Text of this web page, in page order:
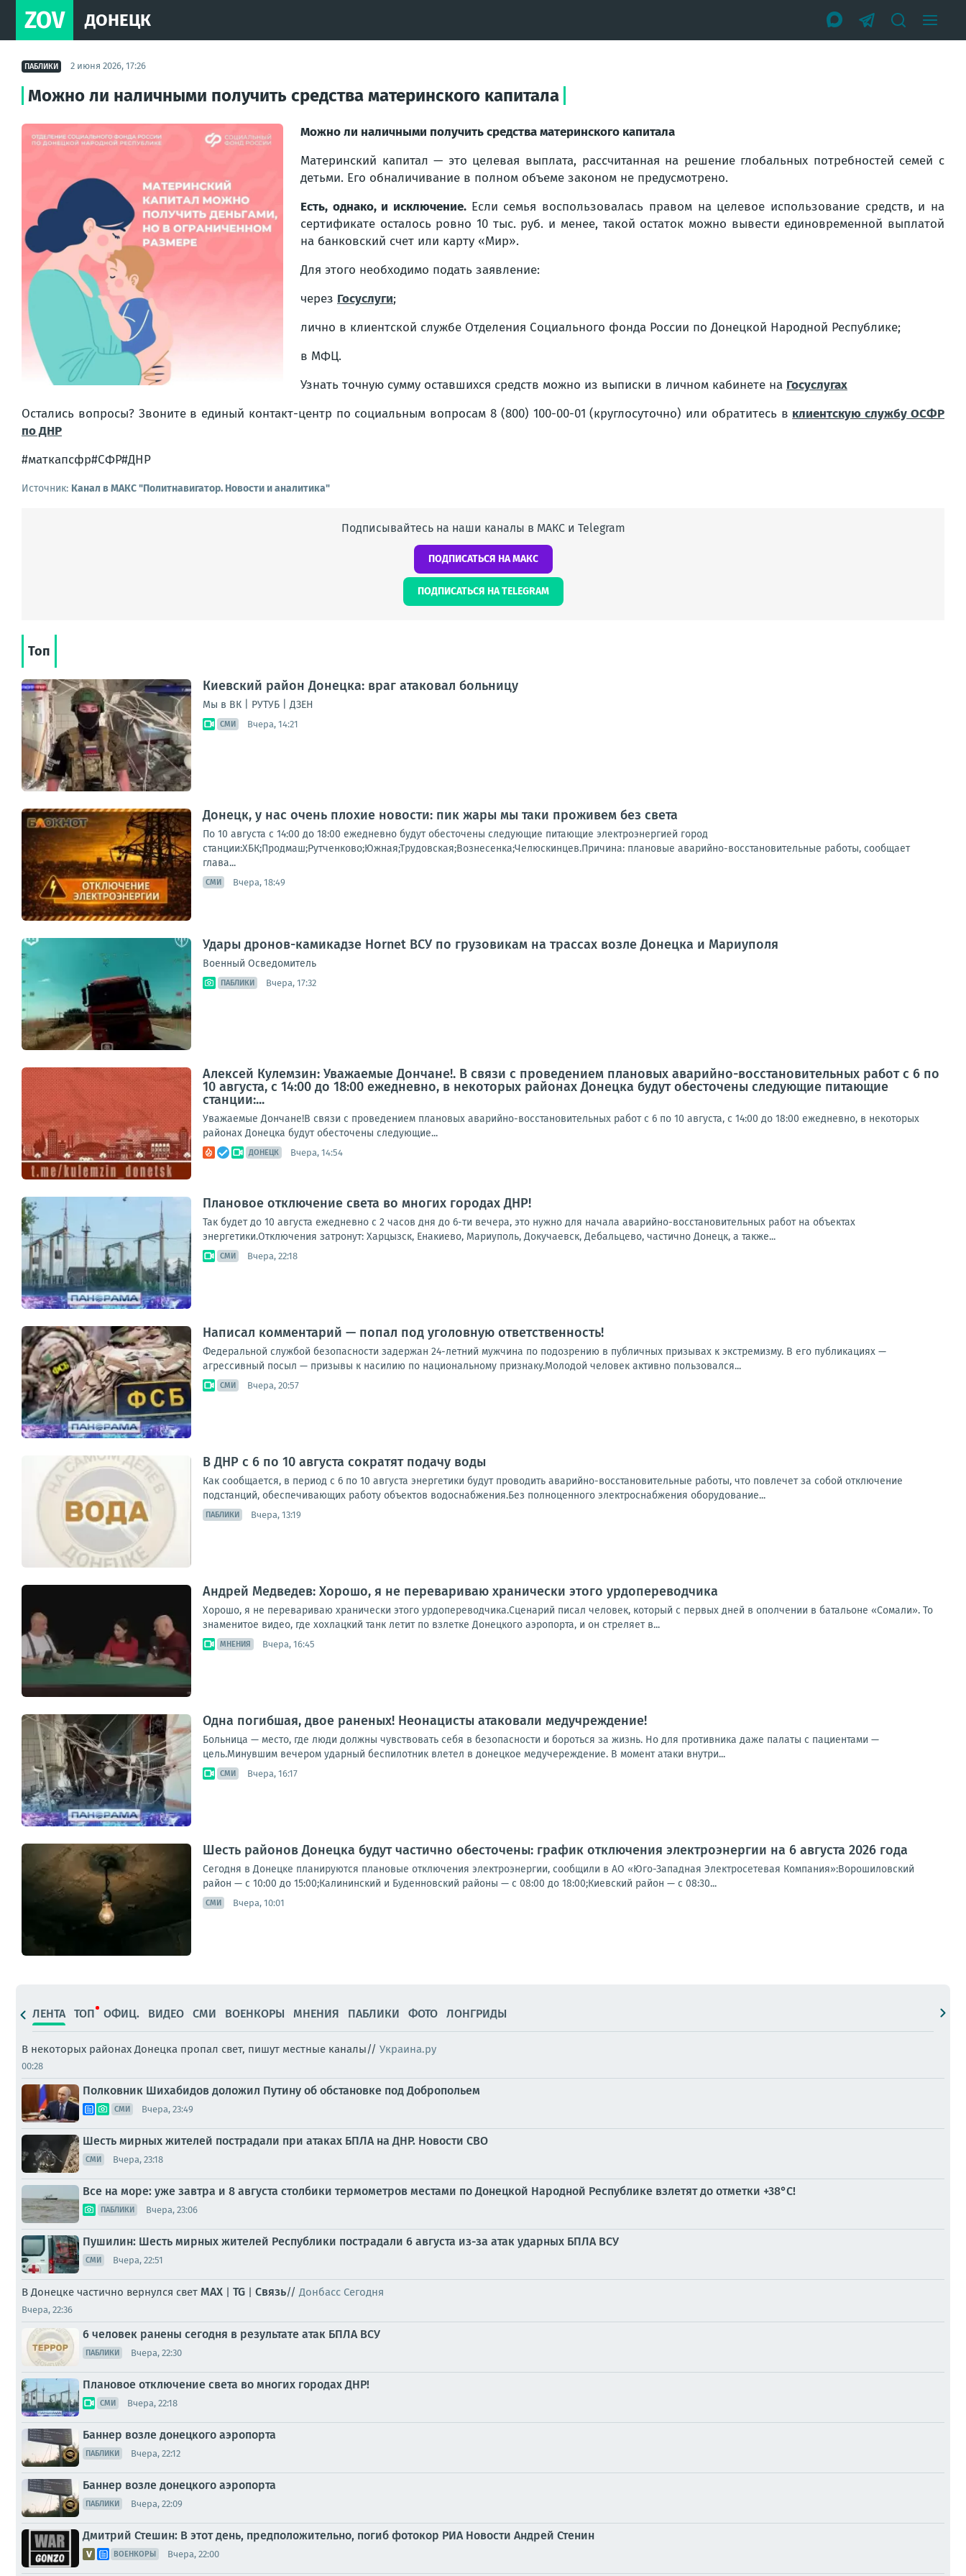
ZOV ДОНЕЦК
ПАБЛИКИ 2 июня 2026, 17:26
Можно ли наличными получить средства материнского капитала
Можно ли наличными получить средства материнского капитала
Материнский капитал — это целевая выплата, рассчитанная на решение глобальных потребностей семей с
детьми. Его обналичивание в полном объеме законом не предусмотрено.
Есть, однако, и исключение. Если семья воспользовалась правом на целевое использование средств, и на
сертификате осталось ровно 10 тыс. руб. и менее, такой остаток можно вывести единовременной выплатой
на банковский счет или карту «Мир».
Для этого необходимо подать заявление:
через Госуслуги;
лично в клиентской службе Отделения Социального фонда России по Донецкой Народной Республике;
в МФЦ.
Узнать точную сумму оставшихся средств можно из выписки в личном кабинете на Госуслугах
Остались вопросы? Звоните в единый контакт-центр по социальным вопросам 8 (800) 100-00-01 (круглосуточно) или обратитесь в клиентскую службу ОСФР
по ДНР
#маткапсфр#СФР#ДНР
Источник: Канал в МАКС "Политнавигатор. Новости и аналитика"
Подписывайтесь на наши каналы в МАКС и Telegram
ПОДПИСАТЬСЯ НА МАКС
ПОДПИСАТЬСЯ НА TELEGRAM
Топ
Киевский район Донецка: враг атаковал больницу
Мы в ВК | РУТУБ | ДЗЕН
СМИ Вчера, 14:21
Донецк, у нас очень плохие новости: пик жары мы таки проживем без света
По 10 августа с 14:00 до 18:00 ежедневно будут обесточены следующие питающие электроэнергией город
станции:ХБК;Продмаш;Рутченково;Южная;Трудовская;Вознесенка;Челюскинцев.Причина: плановые аварийно-восстановительные работы, сообщает
глава...
СМИ Вчера, 18:49
Удары дронов-камикадзе Hornet ВСУ по грузовикам на трассах возле Донецка и Мариуполя
Военный Осведомитель
ПАБЛИКИ Вчера, 17:32
Алексей Кулемзин: Уважаемые Дончане!. В связи с проведением плановых аварийно-восстановительных работ с 6 по
10 августа, с 14:00 до 18:00 ежедневно, в некоторых районах Донецка будут обесточены следующие питающие
станции:...
Уважаемые Дончане!В связи с проведением плановых аварийно-восстановительных работ с 6 по 10 августа, с 14:00 до 18:00 ежедневно, в некоторых
районах Донецка будут обесточены следующие...
ДОНЕЦК Вчера, 14:54
Плановое отключение света во многих городах ДНР!
Так будет до 10 августа ежедневно с 2 часов дня до 6-ти вечера, это нужно для начала аварийно-восстановительных работ на объектах
энергетики.Отключения затронут: Харцызск, Енакиево, Мариуполь, Докучаевск, Дебальцево, частично Донецк, а также...
СМИ Вчера, 22:18
Написал комментарий — попал под уголовную ответственность!
Федеральной службой безопасности задержан 24-летний мужчина по подозрению в публичных призывах к экстремизму. В его публикациях —
агрессивный посыл — призывы к насилию по национальному признаку.Молодой человек активно пользовался...
СМИ Вчера, 20:57
В ДНР с 6 по 10 августа сократят подачу воды
Как сообщается, в период с 6 по 10 августа энергетики будут проводить аварийно-восстановительные работы, что повлечет за собой отключение
подстанций, обеспечивающих работу объектов водоснабжения.Без полноценного электроснабжения оборудование...
ПАБЛИКИ Вчера, 13:19
Андрей Медведев: Хорошо, я не перевариваю хранически этого урдопереводчика
Хорошо, я не перевариваю хранически этого урдопереводчика.Сценарий писал человек, который с первых дней в ополчении в батальоне «Сомали». То
знаменитое видео, где хохлацкий танк летит по взлетке Донецкого аэропорта, и он стреляет в...
МНЕНИЯ Вчера, 16:45
Одна погибшая, двое раненых! Неонацисты атаковали медучреждение!
Больница — место, где люди должны чувствовать себя в безопасности и бороться за жизнь. Но для противника даже палаты с пациентами —
цель.Минувшим вечером ударный беспилотник влетел в донецкое медучереждение. В момент атаки внутри...
СМИ Вчера, 16:17
Шесть районов Донецка будут частично обесточены: график отключения электроэнергии на 6 августа 2026 года
Сегодня в Донецке планируются плановые отключения электроэнергии, сообщили в АО «Юго-Западная Электросетевая Компания»:Ворошиловский
район — с 10:00 до 15:00;Калининский и Буденновский районы — с 08:00 до 18:00;Киевский район — с 08:30...
СМИ Вчера, 10:01
ЛЕНТА ТОП ОФИЦ. ВИДЕО СМИ ВОЕНКОРЫ МНЕНИЯ ПАБЛИКИ ФОТО ЛОНГРИДЫ
В некоторых районах Донецка пропал свет, пишут местные каналы// Украина.ру
00:28
Полковник Шихабидов доложил Путину об обстановке под Добропольем
СМИ Вчера, 23:49
Шесть мирных жителей пострадали при атаках БПЛА на ДНР. Новости СВО
СМИ Вчера, 23:18
Все на море: уже завтра и 8 августа столбики термометров местами по Донецкой Народной Республике взлетят до отметки +38°C!
ПАБЛИКИ Вчера, 23:06
Пушилин: Шесть мирных жителей Республики пострадали 6 августа из-за атак ударных БПЛА ВСУ
СМИ Вчера, 22:51
В Донецке частично вернулся свет MAX | TG | Связь// Донбасс Сегодня
Вчера, 22:36
6 человек ранены сегодня в результате атак БПЛА ВСУ
ПАБЛИКИ Вчера, 22:30
Плановое отключение света во многих городах ДНР!
СМИ Вчера, 22:18
Баннер возле донецкого аэропорта
ПАБЛИКИ Вчера, 22:12
Баннер возле донецкого аэропорта
ПАБЛИКИ Вчера, 22:09
Дмитрий Стешин: В этот день, предположительно, погиб фотокор РИА Новости Андрей Стенин
ВОЕНКОРЫ Вчера, 22:00